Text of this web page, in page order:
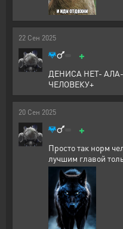
22 Сен 2025
+
ДЕНИСА НЕТ-
ЧЕЛОВЕКУ+
20 Сен 2025
+
Просто так норм
лучшим главой